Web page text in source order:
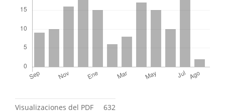
Visualizaciones del PDF 632